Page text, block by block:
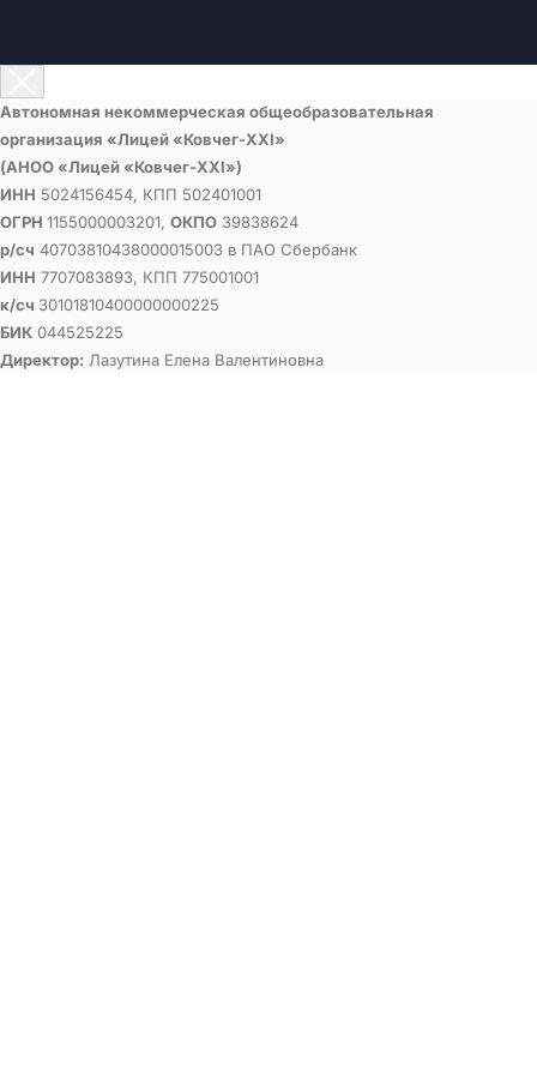
Автономная некоммерческая общеобразовательная
организация «Лицей «Ковчег-ХХI»
(АНОО «Лицей «Ковчег-ХХI»)
ИНН 5024156454, КПП 502401001
ОГРН 1155000003201, ОКПО 39838624
р/сч 40703810438000015003 в ПАО Сбербанк
ИНН 7707083893, КПП 775001001
к/сч 30101810400000000225
БИК 044525225
Директор: Лазутина Елена Валентиновна